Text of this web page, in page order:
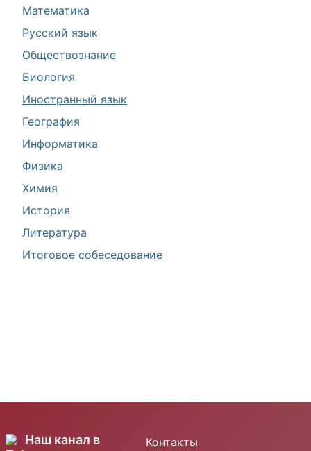
Математика
Русский язык
Обществознание
Биология
Иностранный язык
География
Информатика
Физика
Химия
История
Литература
Итоговое собеседование
Наш канал в
Контакты